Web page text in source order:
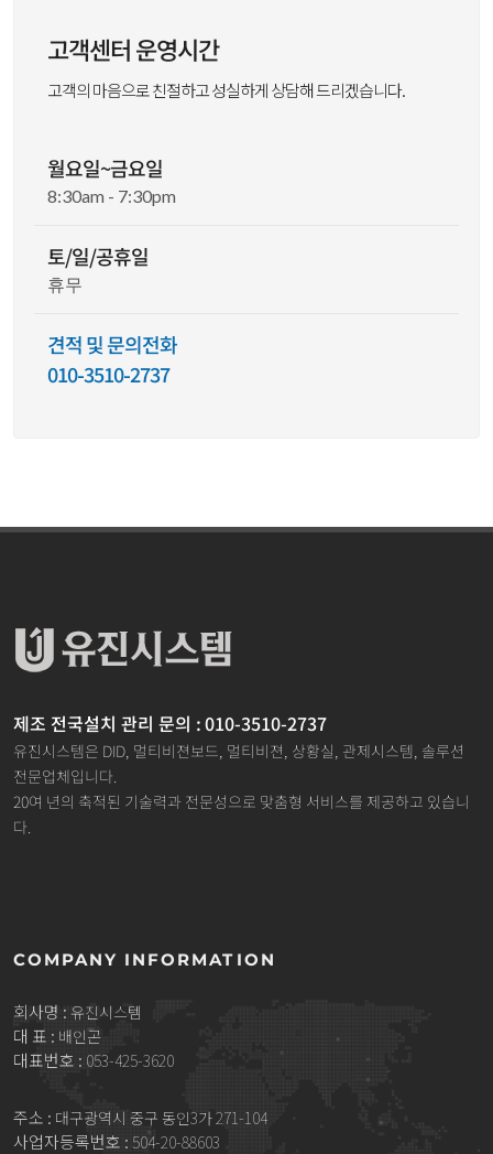
고객센터 운영시간
고객의 마음으로 친절하고 성실하게 상담해 드리겠습니다.
월요일~금요일
8:30am - 7:30pm
토/일/공휴일
휴무
견적 및 문의전화
010-3510-2737
제조 전국설치 관리 문의 : 010-3510-2737
유진시스템은 DID, 멀티비젼보드, 멀티비젼, 상황실, 관제시스템, 솔루션
전문업체입니다.
20여 년의 축적된 기술력과 전문성으로 맞춤형 서비스를 제공하고 있습니
다.
COMPANY INFORMATION
회사명 : 유진시스템
대 표 : 배인곤
대표번호 : 053-425-3620
주소 : 대구광역시 중구 동인3가 271-104
사업자등록번호 : 504-20-88603